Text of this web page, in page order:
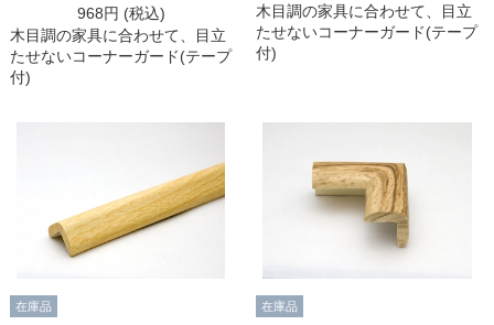
968円 (税込)
木目調の家具に合わせて、目立
たせないコーナーガード(テープ
付)
木目調の家具に合わせて、目立
たせないコーナーガード(テープ
付)
在庫品 在庫品